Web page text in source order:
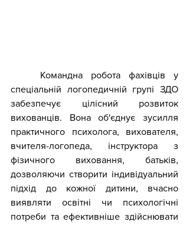
спеціальній логопедичній групі ЗДО
забезпечує цілісний розвиток
вихованців. Вона об'єднує зусилля
практичного психолога, вихователя,
вчителя-логопеда, інструктора з
фізичного виховання, батьків,
дозволяючи створити індивідуальний
підхід до кожної дитини, вчасно
виявляти освітні чи психологічні
потреби та ефективніше здійснювати